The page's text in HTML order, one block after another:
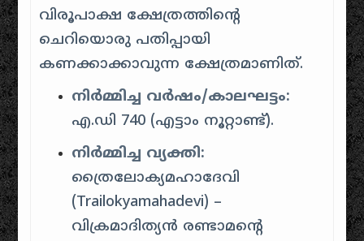
വിരൂപാക്ഷ ക്ഷേത്രത്തിന്റെ
ചെറിയൊരു പതിപ്പായി
കണക്കാക്കാവുന്ന ക്ഷേത്രമാണിത്.
നിർമ്മിച്ച വർഷം/കാലഘട്ടം:
എ.ഡി 740 (എട്ടാം നൂറ്റാണ്ട്).
നിർമ്മിച്ച വ്യക്തി:
ത്രൈലോക്യമഹാദേവി
(Trailokyamahadevi) –
വിക്രമാദിത്യൻ രണ്ടാമന്റെ